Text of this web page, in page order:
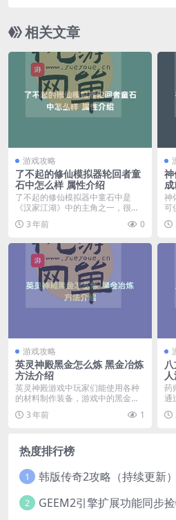
相关文章
游戏攻略
了不起的修仙模拟器轮回者童
石中怎么样 属性介绍
了不起的修仙模拟器中童石中是
《汉家江湖》中的主角之一，很多
玩家想知道童石中的属性...
3 年前 0
神
可
为
游戏攻略
英灵神殿黑金怎么炼 黑金冶炼
方法介绍
英灵神殿游戏中玩家们能使用各种
的材料制作装备，游戏中的黑金作
为目前等级最高的矿产...
3 年前 1
药
通
和
热度排行榜
1 韩版传奇2攻略（持续更新）
2 GEEM2引擎扩展功能同步